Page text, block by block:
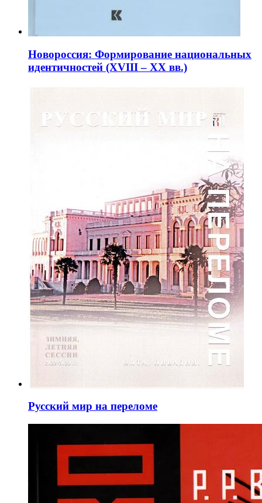
Новороссия: Формирование национальных
идентичностей (XVIII – XX вв.)
Русский мир на переломе